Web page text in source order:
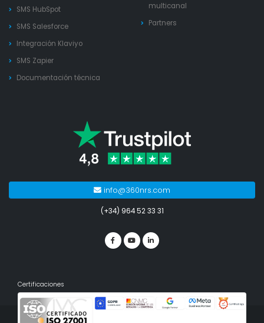
SMS HubSpot
SMS Salesforce
Integración Klaviyo
SMS Zapier
Documentación técnica
multicanal
Partners
info@360nrs.com
(+34) 964 52 33 31
Certificaciones